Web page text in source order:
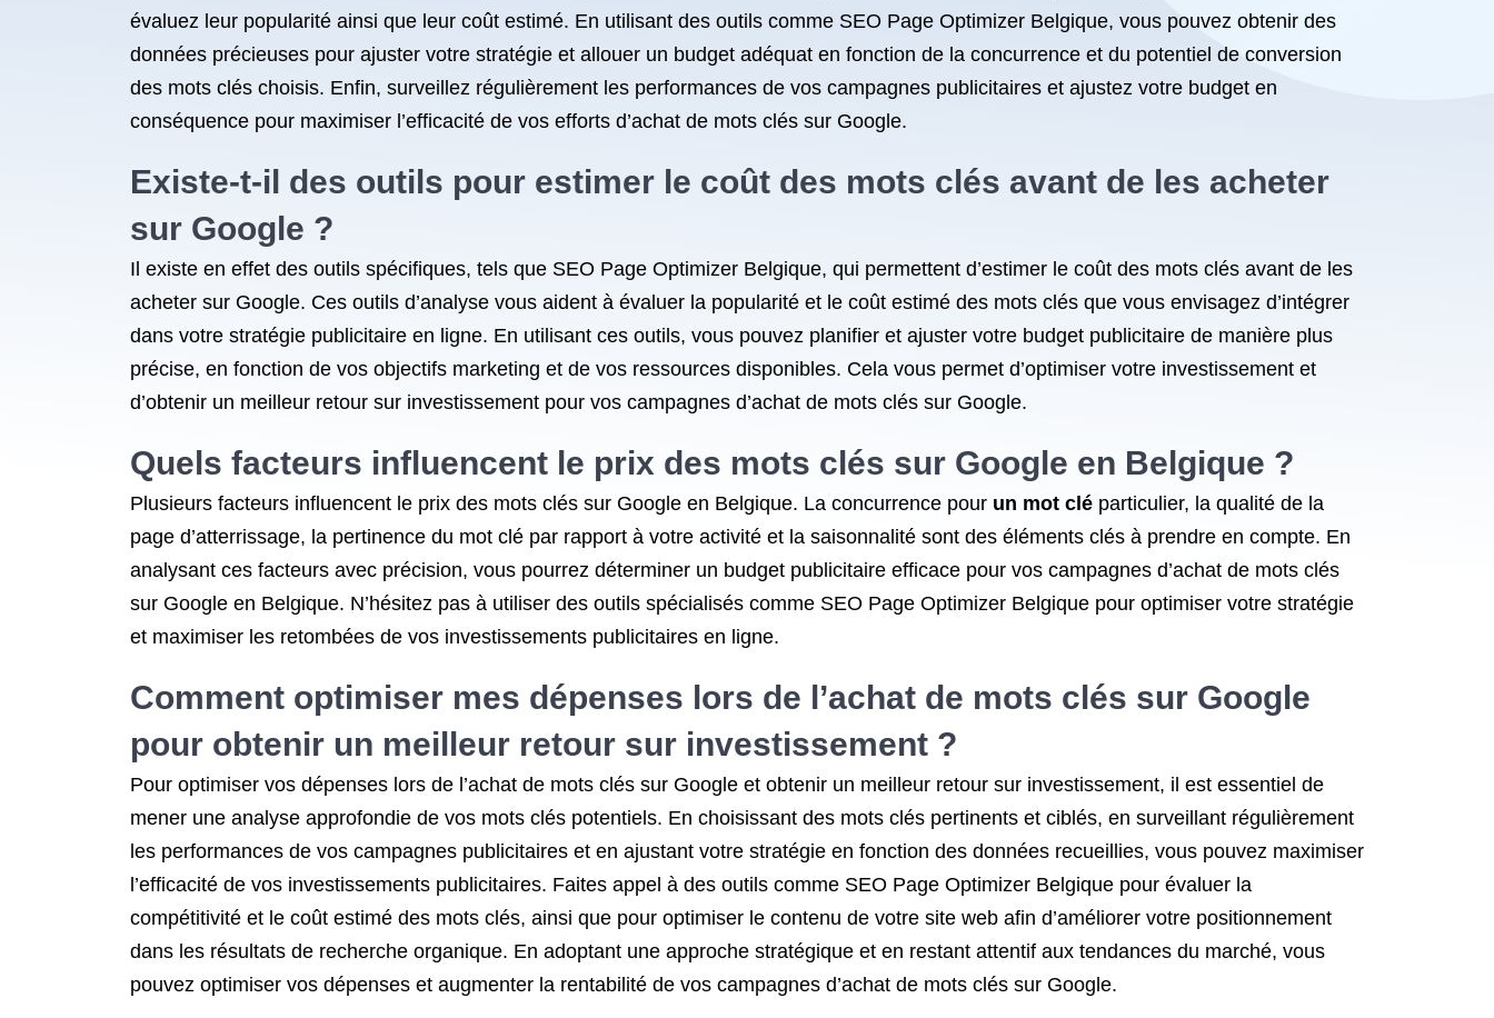
évaluez leur popularité ainsi que leur coût estimé. En utilisant des outils comme SEO Page Optimizer Belgique, vous pouvez obtenir des
données précieuses pour ajuster votre stratégie et allouer un budget adéquat en fonction de la concurrence et du potentiel de conversion
des mots clés choisis. Enfin, surveillez régulièrement les performances de vos campagnes publicitaires et ajustez votre budget en
conséquence pour maximiser l’efficacité de vos efforts d’achat de mots clés sur Google.
Existe-t-il des outils pour estimer le coût des mots clés avant de les acheter
sur Google ?
Il existe en effet des outils spécifiques, tels que SEO Page Optimizer Belgique, qui permettent d’estimer le coût des mots clés avant de les
acheter sur Google. Ces outils d’analyse vous aident à évaluer la popularité et le coût estimé des mots clés que vous envisagez d’intégrer
dans votre stratégie publicitaire en ligne. En utilisant ces outils, vous pouvez planifier et ajuster votre budget publicitaire de manière plus
précise, en fonction de vos objectifs marketing et de vos ressources disponibles. Cela vous permet d’optimiser votre investissement et
d’obtenir un meilleur retour sur investissement pour vos campagnes d’achat de mots clés sur Google.
Quels facteurs influencent le prix des mots clés sur Google en Belgique ?
Plusieurs facteurs influencent le prix des mots clés sur Google en Belgique. La concurrence pour un mot clé particulier, la qualité de la
page d’atterrissage, la pertinence du mot clé par rapport à votre activité et la saisonnalité sont des éléments clés à prendre en compte. En
analysant ces facteurs avec précision, vous pourrez déterminer un budget publicitaire efficace pour vos campagnes d’achat de mots clés
sur Google en Belgique. N’hésitez pas à utiliser des outils spécialisés comme SEO Page Optimizer Belgique pour optimiser votre stratégie
et maximiser les retombées de vos investissements publicitaires en ligne.
Comment optimiser mes dépenses lors de l’achat de mots clés sur Google
pour obtenir un meilleur retour sur investissement ?
Pour optimiser vos dépenses lors de l’achat de mots clés sur Google et obtenir un meilleur retour sur investissement, il est essentiel de
mener une analyse approfondie de vos mots clés potentiels. En choisissant des mots clés pertinents et ciblés, en surveillant régulièrement
les performances de vos campagnes publicitaires et en ajustant votre stratégie en fonction des données recueillies, vous pouvez maximiser
l’efficacité de vos investissements publicitaires. Faites appel à des outils comme SEO Page Optimizer Belgique pour évaluer la
compétitivité et le coût estimé des mots clés, ainsi que pour optimiser le contenu de votre site web afin d’améliorer votre positionnement
dans les résultats de recherche organique. En adoptant une approche stratégique et en restant attentif aux tendances du marché, vous
pouvez optimiser vos dépenses et augmenter la rentabilité de vos campagnes d’achat de mots clés sur Google.